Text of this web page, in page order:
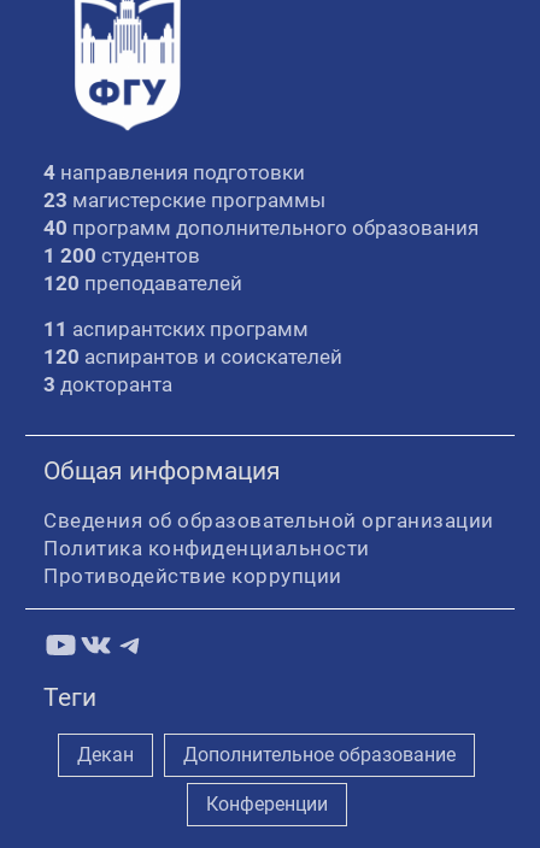
4 направления подготовки
23 магистерские программы
40 программ дополнительного образования
1 200 студентов
120 преподавателей
11 аспирантских программ
120 аспирантов и соискателей
3 докторанта
Общая информация
Сведения об образовательной организации
Политика конфиденциальности
Противодействие коррупции
YouTube
ВКонтакте
Telegram
Теги
Декан Дополнительное образование
Конференции